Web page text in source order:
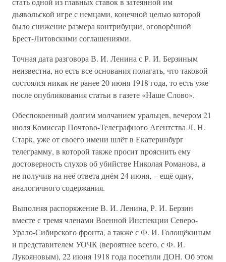
дьявольской игре с немцами, конечной целью которой
было снижение размера контрибуции, оговорённой
Брест-Литовскими соглашениями.
Точная дата разговора В. И. Ленина с Р. И. Берзиным
неизвестна, но есть все основания полагать, что таковой
состоялся никак не ранее 20 июня 1918 года, то есть уже
после опубликования статьи в газете «Наше Слово».
Обеспокоенный долгим молчанием уральцев, вечером 21
июля Комиссар Почтово-Телеграфного Агентства Л. Н.
Старк, уже от своего имени шлёт в Екатеринбург
телеграмму, в которой также просит прояснить ему
достоверность слухов об убийстве Николая Романова, а
не получив на неё ответа днём 24 июня, – ещё одну,
аналогичного содержания.
Выполняя распоряжение В. И. Ленина, Р. И. Берзин
вместе с тремя членами Военной Инспекции Северо-
Урало-Сибирского фронта, а также с Ф. И. Голощёкиным
и представителем УОЧК (вероятнее всего, с Ф. И.
Лукояновым), 22 июня 1918 года посетили ДОН. Об этом